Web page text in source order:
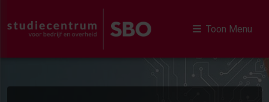
Toon Menu